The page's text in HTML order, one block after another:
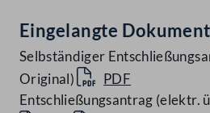
Eingelangte
Selbständiger
Original)
PDF
Entschließungsantrag (elektr.